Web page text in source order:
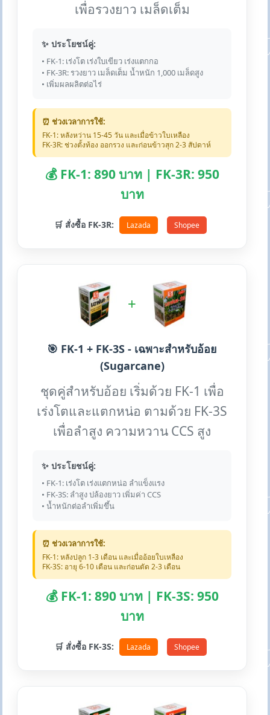
เพื่อรวงยาว เมล็ดเต็ม
✨ ประโยชน์คู่:
• FK-1: เร่งโต เร่งใบเขียว เร่งแตกกอ
• FK-3R: รวงยาว เมล็ดเต็ม น้ำหนัก 1,000 เมล็ดสูง
• เพิ่มผลผลิตต่อไร่
⏰ ช่วงเวลาการใช้:
FK-1: หลังหว่าน 15-45 วัน และเมื่อข้าวใบเหลือง
FK-3R: ช่วงตั้งท้อง ออกรวง และก่อนข้าวสุก 2-3 สัปดาห์
💰 FK-1: 890 บาท | FK-3R: 950
บาท
🛒 สั่งซื้อ FK-3R: Lazada Shopee
+
🎯 FK-1 + FK-3S - เฉพาะสำหรับอ้อย
(Sugarcane)
ชุดคู่สำหรับอ้อย เริ่มด้วย FK-1 เพื่อ
เร่งโตและแตกหน่อ ตามด้วย FK-3S
เพื่อลำสูง ความหวาน CCS สูง
✨ ประโยชน์คู่:
• FK-1: เร่งโต เร่งแตกหน่อ ลำแข็งแรง
• FK-3S: ลำสูง ปล้องยาว เพิ่มค่า CCS
• น้ำหนักต่อลำเพิ่มขึ้น
⏰ ช่วงเวลาการใช้:
FK-1: หลังปลูก 1-3 เดือน และเมื่ออ้อยใบเหลือง
FK-3S: อายุ 6-10 เดือน และก่อนตัด 2-3 เดือน
💰 FK-1: 890 บาท | FK-3S: 950
บาท
🛒 สั่งซื้อ FK-3S: Lazada Shopee